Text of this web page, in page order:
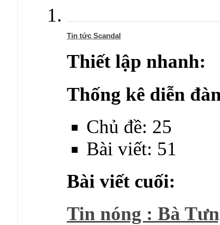
Tin tức Scandal
Thiết lập nhanh:
Thống kê diễn
Chủ đề: 25
Bài viết: 51
Bài viết cuối:
Tin nóng : Bà